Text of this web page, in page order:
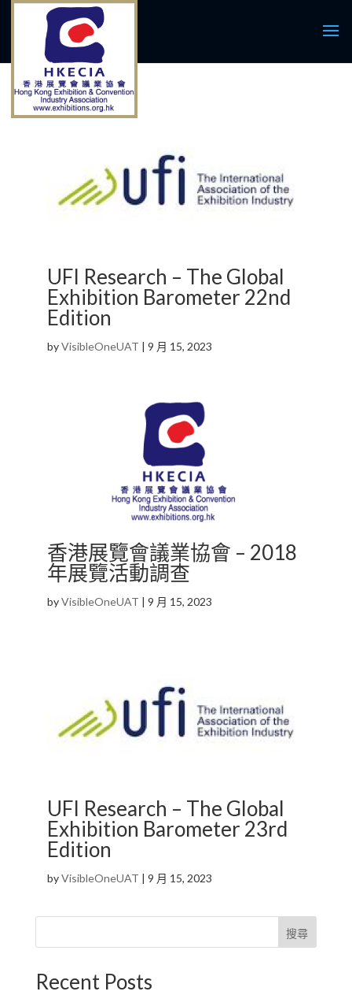
UFI Research – The Global
Exhibition Barometer 22nd
Edition
byVisibleOneUAT | 9 月 15, 2023
香港展覽會議業協會 – 2018
年展覽活動調查
byVisibleOneUAT | 9 月 15, 2023
UFI Research – The Global
Exhibition Barometer 23rd
Edition
byVisibleOneUAT | 9 月 15, 2023
搜尋
Recent Posts